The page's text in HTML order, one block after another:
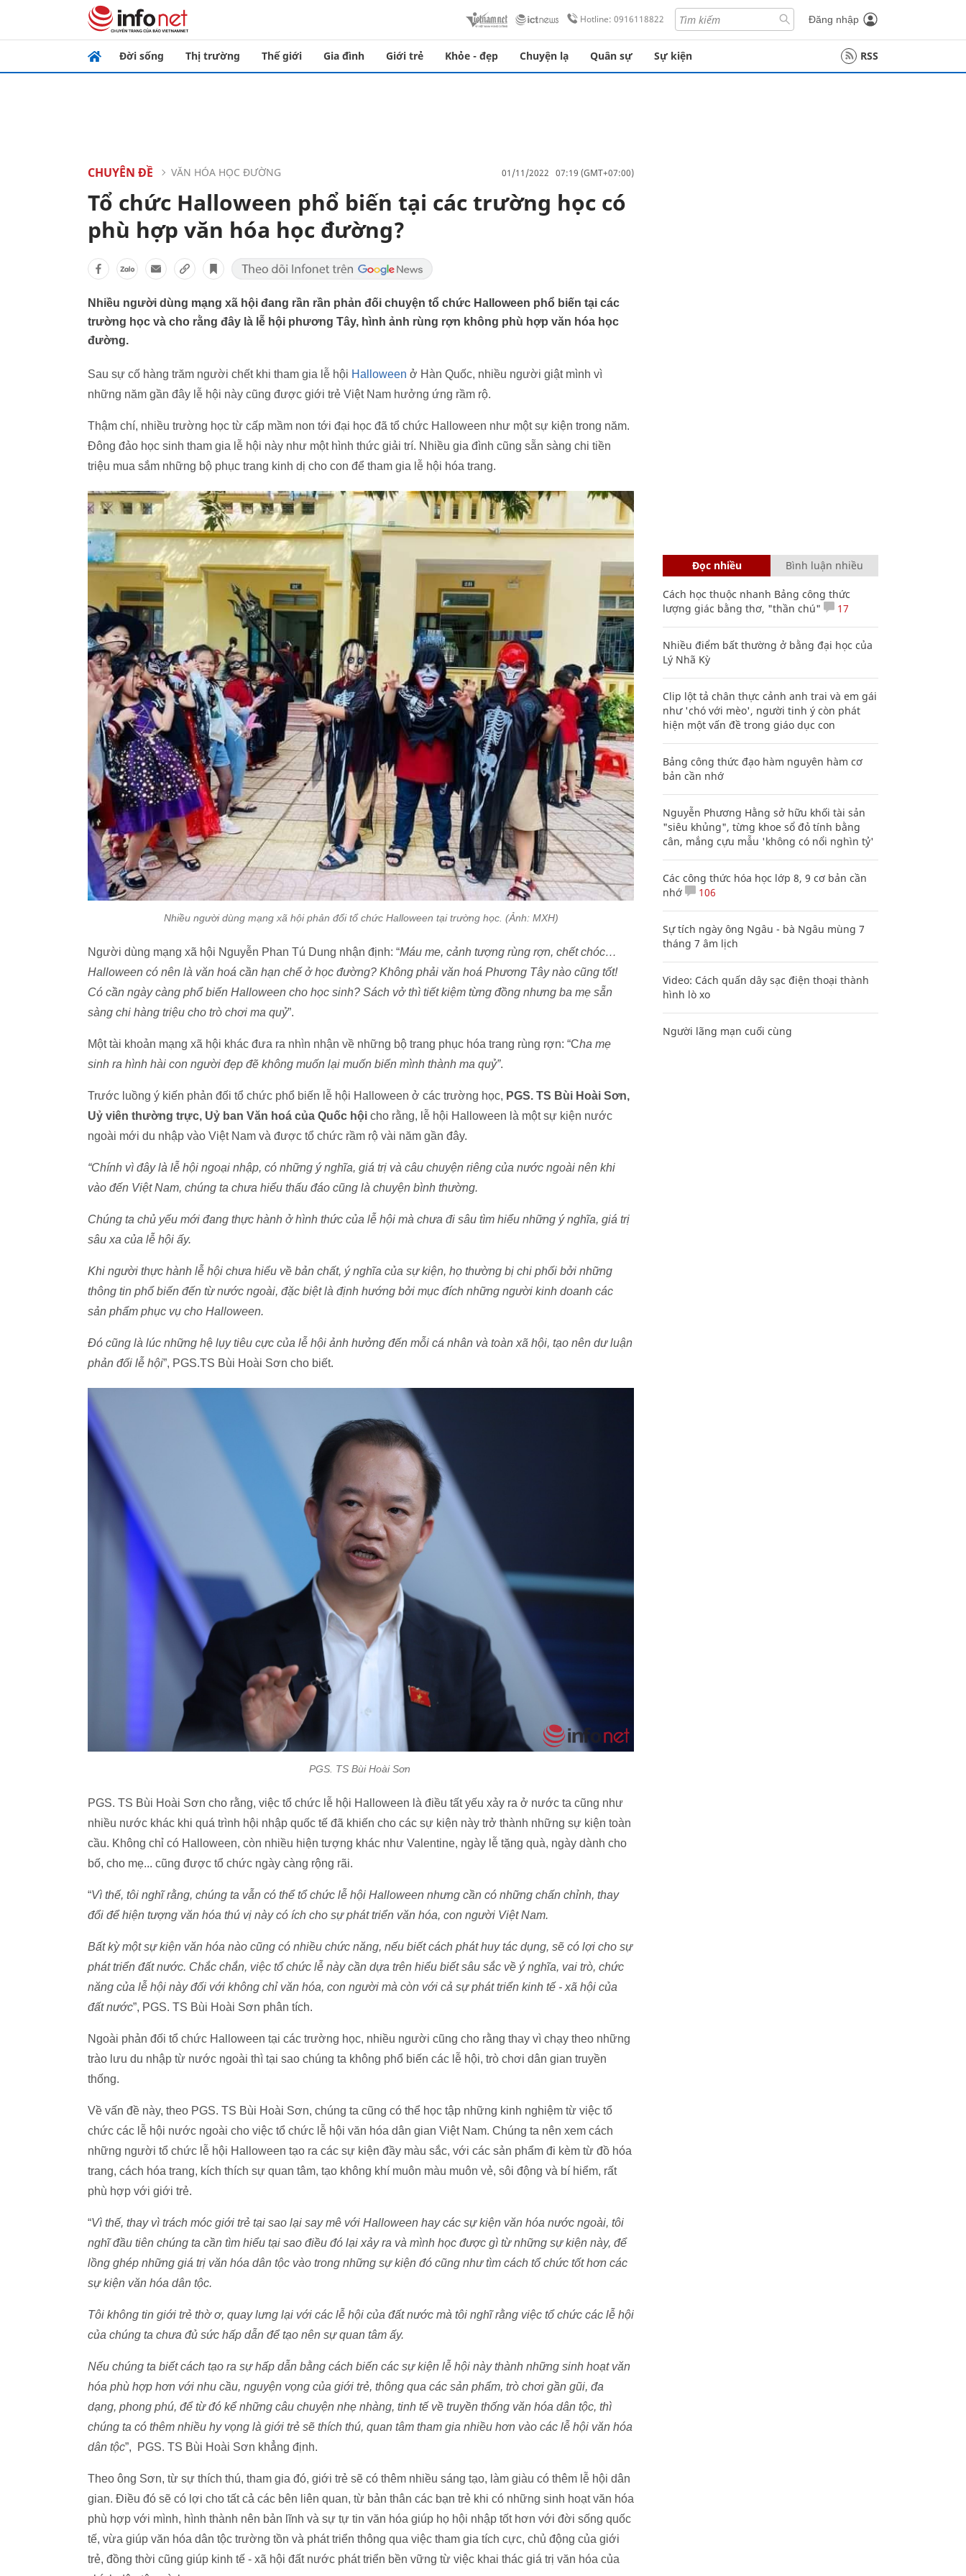
Hotline: 0916118822 Đăng nhập
Đời sống Thị trường Thế giới Gia đình Giới trẻ Khỏe - đẹp Chuyện lạ Quân sự Sự kiện RSS
CHUYÊN ĐỀ VĂN HÓA HỌC ĐƯỜNG 01/11/2022 07:19 (GMT+07:00)
Tổ chức Halloween phổ biến tại các trường học có
phù hợp văn hóa học đường?
Nhiều người dùng mạng xã hội đang rần rần phản đối chuyện tổ chức Halloween phổ biến tại các
trường học và cho rằng đây là lễ hội phương Tây, hình ảnh rùng rợn không phù hợp văn hóa học
đường.
Sau sự cố hàng trăm người chết khi tham gia lễ hội Halloween ở Hàn Quốc, nhiều người giật mình vì
những năm gần đây lễ hội này cũng được giới trẻ Việt Nam hưởng ứng rầm rộ.
Thậm chí, nhiều trường học từ cấp mầm non tới đại học đã tổ chức Halloween như một sự kiện trong năm.
Đông đảo học sinh tham gia lễ hội này như một hình thức giải trí. Nhiều gia đình cũng sẵn sàng chi tiền
triệu mua sắm những bộ phục trang kinh dị cho con để tham gia lễ hội hóa trang.
Nhiều người dùng mạng xã hội phản đối tổ chức Halloween tại trường học. (Ảnh: MXH)
Người dùng mạng xã hội Nguyễn Phan Tú Dung nhận định: “Máu me, cảnh tượng rùng rợn, chết chóc…
Halloween có nên là văn hoá cần hạn chế ở học đường? Không phải văn hoá Phương Tây nào cũng tốt!
Có cần ngày càng phổ biến Halloween cho học sinh? Sách vở thì tiết kiệm từng đồng nhưng ba mẹ sẵn
sàng chi hàng triệu cho trò chơi ma quỷ”.
Một tài khoản mạng xã hội khác đưa ra nhìn nhận về những bộ trang phục hóa trang rùng rợn: “Cha mẹ
sinh ra hình hài con người đẹp đẽ không muốn lại muốn biến mình thành ma quỷ”.
Trước luồng ý kiến phản đối tổ chức phổ biến lễ hội Halloween ở các trường học, PGS. TS Bùi Hoài Sơn,
Uỷ viên thường trực, Uỷ ban Văn hoá của Quốc hội cho rằng, lễ hội Halloween là một sự kiện nước
ngoài mới du nhập vào Việt Nam và được tổ chức rầm rộ vài năm gần đây.
“Chính vì đây là lễ hội ngoại nhập, có những ý nghĩa, giá trị và câu chuyện riêng của nước ngoài nên khi
vào đến Việt Nam, chúng ta chưa hiểu thấu đáo cũng là chuyện bình thường.
Chúng ta chủ yếu mới đang thực hành ở hình thức của lễ hội mà chưa đi sâu tìm hiểu những ý nghĩa, giá trị
sâu xa của lễ hội ấy.
Khi người thực hành lễ hội chưa hiểu về bản chất, ý nghĩa của sự kiện, họ thường bị chi phối bởi những
thông tin phổ biến đến từ nước ngoài, đặc biệt là định hướng bởi mục đích những người kinh doanh các
sản phẩm phục vụ cho Halloween.
Đó cũng là lúc những hệ lụy tiêu cực của lễ hội ảnh hưởng đến mỗi cá nhân và toàn xã hội, tạo nên dư luận
phản đối lễ hội”, PGS.TS Bùi Hoài Sơn cho biết.
PGS. TS Bùi Hoài Sơn
PGS. TS Bùi Hoài Sơn cho rằng, việc tổ chức lễ hội Halloween là điều tất yếu xảy ra ở nước ta cũng như
nhiều nước khác khi quá trình hội nhập quốc tế đã khiến cho các sự kiện này trở thành những sự kiện toàn
cầu. Không chỉ có Halloween, còn nhiều hiện tượng khác như Valentine, ngày lễ tặng quà, ngày dành cho
bố, cho mẹ... cũng được tổ chức ngày càng rộng rãi.
“Vì thế, tôi nghĩ rằng, chúng ta vẫn có thể tổ chức lễ hội Halloween nhưng cần có những chấn chỉnh, thay
đổi để hiện tượng văn hóa thú vị này có ích cho sự phát triển văn hóa, con người Việt Nam.
Bất kỳ một sự kiện văn hóa nào cũng có nhiều chức năng, nếu biết cách phát huy tác dụng, sẽ có lợi cho sự
phát triển đất nước. Chắc chắn, việc tổ chức lễ này cần dựa trên hiểu biết sâu sắc về ý nghĩa, vai trò, chức
năng của lễ hội này đối với không chỉ văn hóa, con người mà còn với cả sự phát triển kinh tế - xã hội của
đất nước”, PGS. TS Bùi Hoài Sơn phân tích.
Ngoài phản đối tổ chức Halloween tại các trường học, nhiều người cũng cho rằng thay vì chạy theo những
trào lưu du nhập từ nước ngoài thì tại sao chúng ta không phổ biến các lễ hội, trò chơi dân gian truyền
thống.
Về vấn đề này, theo PGS. TS Bùi Hoài Sơn, chúng ta cũng có thể học tập những kinh nghiệm từ việc tổ
chức các lễ hội nước ngoài cho việc tổ chức lễ hội văn hóa dân gian Việt Nam. Chúng ta nên xem cách
những người tổ chức lễ hội Halloween tạo ra các sự kiện đầy màu sắc, với các sản phẩm đi kèm từ đồ hóa
trang, cách hóa trang, kích thích sự quan tâm, tạo không khí muôn màu muôn vẻ, sôi động và bí hiểm, rất
phù hợp với giới trẻ.
“Vì thế, thay vì trách móc giới trẻ tại sao lại say mê với Halloween hay các sự kiện văn hóa nước ngoài, tôi
nghĩ đầu tiên chúng ta cần tìm hiểu tại sao điều đó lại xảy ra và mình học được gì từ những sự kiện này, để
lồng ghép những giá trị văn hóa dân tộc vào trong những sự kiện đó cũng như tìm cách tổ chức tốt hơn các
sự kiện văn hóa dân tộc.
Tôi không tin giới trẻ thờ ơ, quay lưng lại với các lễ hội của đất nước mà tôi nghĩ rằng việc tổ chức các lễ hội
của chúng ta chưa đủ sức hấp dẫn để tạo nên sự quan tâm ấy.
Nếu chúng ta biết cách tạo ra sự hấp dẫn bằng cách biến các sự kiện lễ hội này thành những sinh hoạt văn
hóa phù hợp hơn với nhu cầu, nguyện vọng của giới trẻ, thông qua các sản phẩm, trò chơi gần gũi, đa
dạng, phong phú, để từ đó kể những câu chuyện nhẹ nhàng, tinh tế về truyền thống văn hóa dân tộc, thì
chúng ta có thêm nhiều hy vọng là giới trẻ sẽ thích thú, quan tâm tham gia nhiều hơn vào các lễ hội văn hóa
dân tộc”, PGS. TS Bùi Hoài Sơn khẳng định.
Theo ông Sơn, từ sự thích thú, tham gia đó, giới trẻ sẽ có thêm nhiều sáng tạo, làm giàu có thêm lễ hội dân
gian. Điều đó sẽ có lợi cho tất cả các bên liên quan, từ bản thân các bạn trẻ khi có những sinh hoạt văn hóa
phù hợp với mình, hình thành nên bản lĩnh và sự tự tin văn hóa giúp họ hội nhập tốt hơn với đời sống quốc
tế, vừa giúp văn hóa dân tộc trường tồn và phát triển thông qua việc tham gia tích cực, chủ động của giới
trẻ, đồng thời cũng giúp kinh tế - xã hội đất nước phát triển bền vững từ việc khai thác giá trị văn hóa của
Đọc nhiều Bình luận nhiều
Cách học thuộc nhanh Bảng công thức
lượng giác bằng thơ, "thần chú"
17
Nhiều điểm bất thường ở bằng đại học của
Lý Nhã Kỳ
Clip lột tả chân thực cảnh anh trai và em gái
như 'chó với mèo', người tinh ý còn phát
hiện một vấn đề trong giáo dục con
Bảng công thức đạo hàm nguyên hàm cơ
bản cần nhớ
Nguyễn Phương Hằng sở hữu khối tài sản
"siêu khủng", từng khoe sổ đỏ tính bằng
cân, mắng cựu mẫu 'không có nổi nghìn tỷ'
Các công thức hóa học lớp 8, 9 cơ bản cần
nhớ
106
Sự tích ngày ông Ngâu - bà Ngâu mùng 7
tháng 7 âm lịch
Video: Cách quấn dây sạc điện thoại thành
hình lò xo
Người lãng mạn cuối cùng